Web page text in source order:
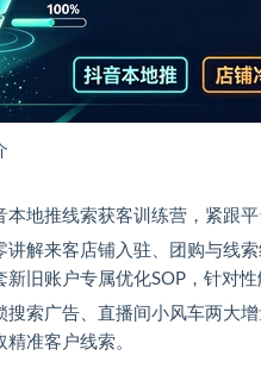
本地推线索获客训练营，紧跟
讲解来客店铺入驻、团购与线
新旧账户专属优化SOP，针对
搜索广告、直播间小风车两大
精准客户线索。